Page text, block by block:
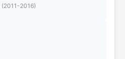
(2011-2016)